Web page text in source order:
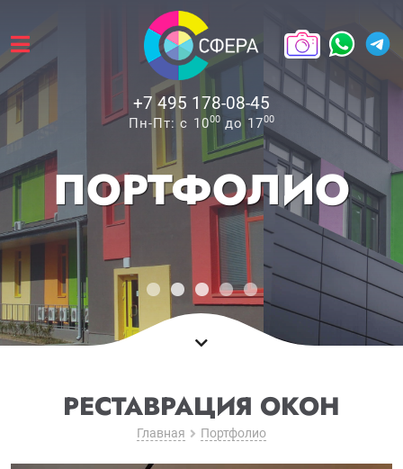
+7 495 178-08-45
Пн-Пт: с 1000до 1700
ПОРТФОЛИО
РЕСТАВРАЦИЯ ОКОН
Главная Портфолио